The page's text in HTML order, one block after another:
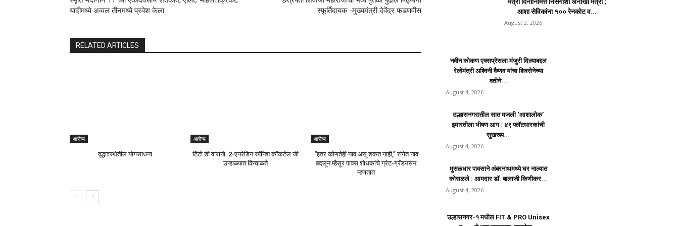
Share
आशा सेविकांना १०० रेनकोट व...
August 2, 2026
नवीन कोकण एक्सप्रेसला मंजुरी दिल्याबद्दल
रेल्वेमंत्री अश्विनी वैष्णव यांचा शिवसेनेच्या
वतीने...
August 4, 2026
उल्हासनगरातील सात मजली ‘आशालोक’
इमारतीला भीषण आग : ४९ फ्लॅटधारकांची
सुखरूप...
August 4, 2026
मुसळधार पावसाने अंबरनाथमध्ये घर नाल्यात
कोसळले : आमदार डॉ. बालाजी किणीकर...
August 4, 2026
उल्हासनगर-१ मधील FIT & PRO Unisex